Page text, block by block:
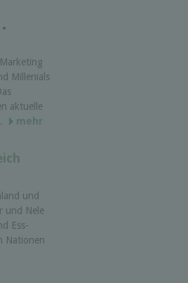
Millenials
aktuelle
mehr
und
und Nele
Ess-
Nationen